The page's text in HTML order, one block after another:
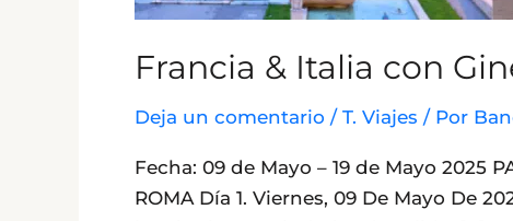
Francia & Italia con
Deja un comentario / T. Viajes / Por
Fecha: 09 de Mayo – 19 de Mayo 2025
ROMA Día 1. Viernes, 09 De Mayo De